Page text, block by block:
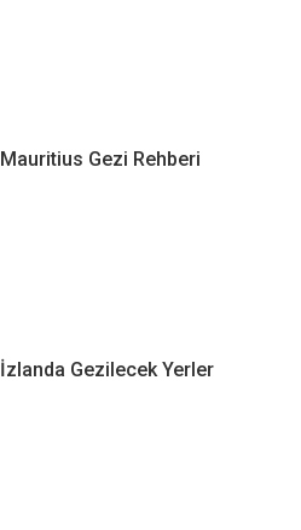
Mauritius Gezi Rehberi
İzlanda Gezilecek Yerler